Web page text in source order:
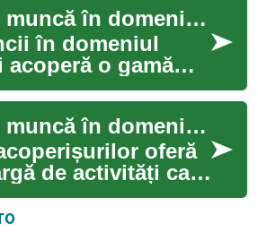
Locuri de muncă în domeniul curățeniei
în domeniul
acoperă o gamă
de la
zilnică a spațiilor
Locuri de muncă în domeniul acoperișurilor și construcțiilor
oferă
de activități care
întreținere și
diferite...